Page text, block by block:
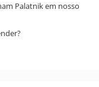
Palatnik em nosso